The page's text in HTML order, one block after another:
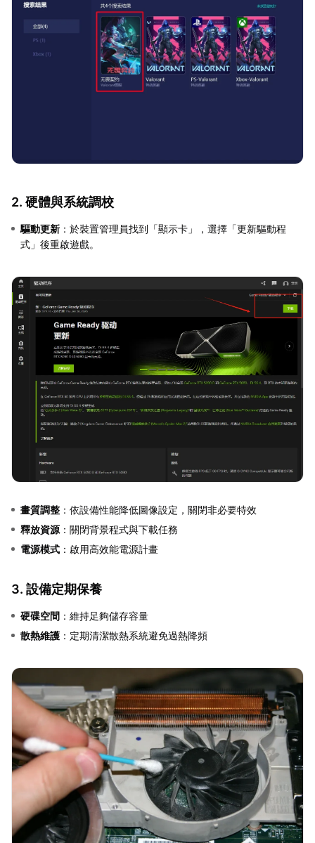
2. 硬體與系統調校
驅動更新 ：於裝置管理員找到「顯示卡」，選擇「更新驅動程
式」後重啟遊戲。
畫質調整 ：依設備性能降低圖像設定，關閉非必要特效
釋放資源 ：關閉背景程式與下載任務
電源模式 ：啟用高效能電源計畫
3. 設備定期保養
硬碟空間 ：維持足夠儲存容量
散熱維護 ：定期清潔散熱系統避免過熱降頻